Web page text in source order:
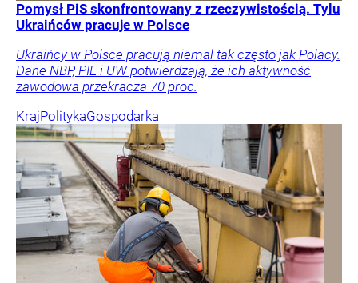
Pomysł PiS skonfrontowany z rzeczywistością. Tylu
Ukraińców pracuje w Polsce
Ukraińcy w Polsce pracują niemal tak często jak Polacy.
Dane NBP, PIE i UW potwierdzają, że ich aktywność
zawodowa przekracza 70 proc.
KrajPolitykaGospodarka